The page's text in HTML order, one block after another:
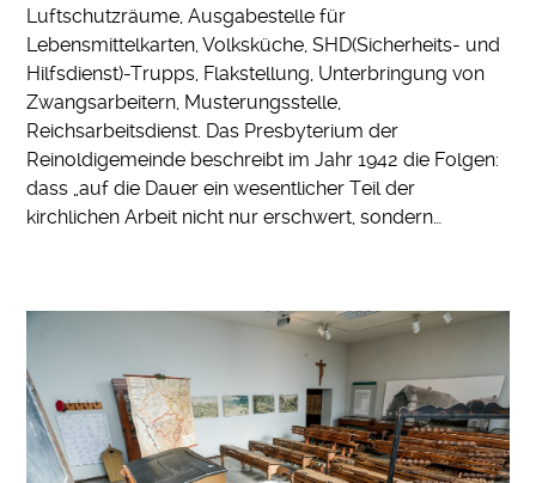
Luftschutzräume, Ausgabestelle für
Lebensmittelkarten, Volksküche, SHD(Sicherheits- und
Hilfsdienst)-Trupps, Flakstellung, Unterbringung von
Zwangsarbeitern, Musterungsstelle,
Reichsarbeitsdienst. Das Presbyterium der
Reinoldigemeinde beschreibt im Jahr 1942 die Folgen:
dass „auf die Dauer ein wesentlicher Teil der
kirchlichen Arbeit nicht nur erschwert, sondern…